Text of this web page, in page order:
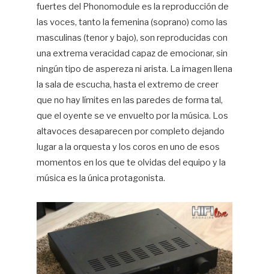
fuertes del Phonomodule es la reproducción de
las voces, tanto la femenina (soprano) como las
masculinas (tenor y bajo), son reproducidas con
una extrema veracidad capaz de emocionar, sin
ningún tipo de aspereza ni arista. La imagen llena
la sala de escucha, hasta el extremo de creer
que no hay límites en las paredes de forma tal,
que el oyente se ve envuelto por la música. Los
altavoces desaparecen por completo dejando
lugar a la orquesta y los coros en uno de esos
momentos en los que te olvidas del equipo y la
música es la única protagonista.